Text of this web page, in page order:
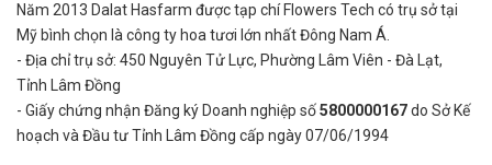
Năm 2013 Dalat Hasfarm được tạp chí Flowers Tech có trụ sở tại
Mỹ bình chọn là công ty hoa tươi lớn nhất Đông Nam Á.
- Địa chỉ trụ sở: 450 Nguyên Tử Lực, Phường Lâm Viên - Đà Lạt,
Tỉnh Lâm Đồng
- Giấy chứng nhận Đăng ký Doanh nghiệp số5800000167do Sở Kế
hoạch và Đầu tư Tỉnh Lâm Đồng cấp ngày 07/06/1994